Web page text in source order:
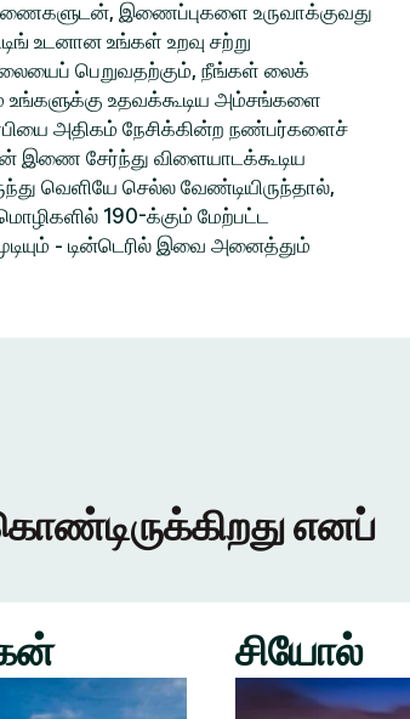
இணைப்புகளை உருவாக்குவது
உடனான உங்கள் உறவு சற்று
பெறுவதற்கும், நீங்கள் லைக்
உங்களுக்கு உதவக்கூடிய அம்சங்களை
அதிகம் நேசிக்கின்ற நண்பர்களைச்
இணை சேர்ந்து விளையாடக்கூடிய
வெளியே செல்ல வேண்டியிருந்தால்,
190-க்கும் மேற்பட்ட
- டின்டெரில் இவை அனைத்தும்
எனப்
சியோல்